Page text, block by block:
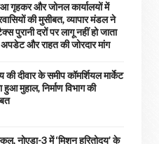
गृहकर और जोनल कार्यालयों में
की मुसीबत, व्यापार मंडल ने
पुरानी दरों पर लागू नहीं हो जाता
और राहत की जोरदार मांग
दीवार के समीप कॉमर्शियल मार्केट
मुहाल, निर्माण विभाग की
नोएडा-3 में ‘मिशन हरितोदय’ के